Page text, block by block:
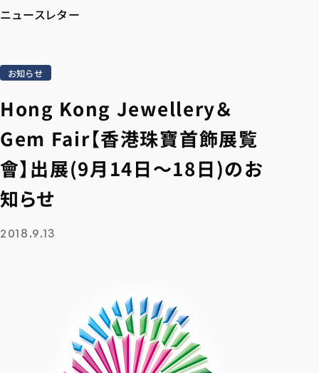
ニュースレター
お知らせ
Hong Kong Jewellery＆
Gem Fair【香港珠寶首飾展覧
會】出展(9月14日〜18日)のお
知らせ
2018.9.13